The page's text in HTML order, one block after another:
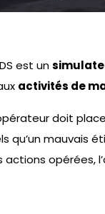
est un
activités de
doit
mauvais
opérées,